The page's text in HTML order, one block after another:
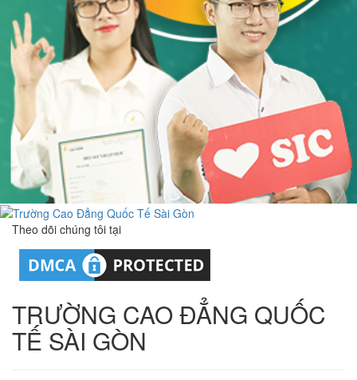
Theo dõi chúng tôi tại
TRƯỜNG CAO ĐẲNG QUỐC
TẾ SÀI GÒN